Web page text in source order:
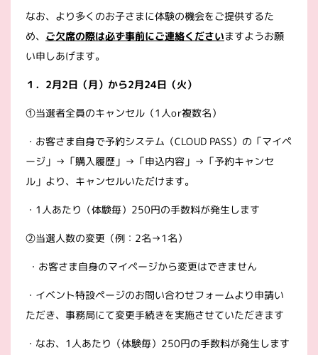
なお、より多くのお子さまに体験の機会をご提供するた
め、 ご欠席の際は必ず事前にご連絡くださいますようお願
い申しあげます。
１．2月2日（月）から2月24日（火）
①当選者全員のキャンセル（1人or複数名）
・お客さま自身で予約システム（CLOUD PASS）の「マイペ
ージ」→「購入履歴」→「申込内容」→「予約キャンセ
ル」より、キャンセルいただけます。
・1人あたり（体験毎）250円の手数料が発生します
②当選人数の変更（例：2名→1名）
・お客さま自身のマイページから変更はできません
・イベント特設ページのお問い合わせフォームより申請い
ただき、事務局にて変更手続きを実施させていただきます
・なお、1人あたり（体験毎）250円の手数料が発生します